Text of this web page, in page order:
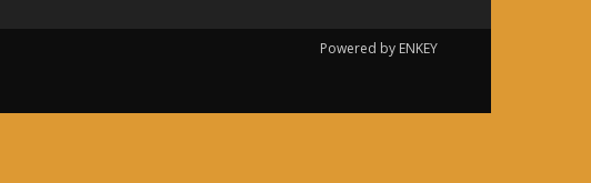
Powered by ENKEY